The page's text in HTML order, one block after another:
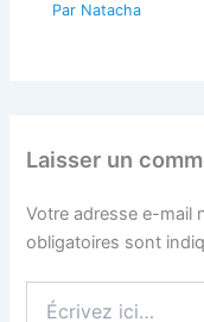
Par Natacha
Laisser un
Votre adresse e-mail
obligatoires sont
ici…